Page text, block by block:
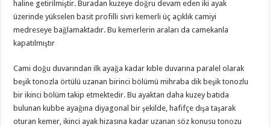
haline getirilmiştir. Buradan kuzeye doğru devam eden iki ayak
üzerinde yükselen basit profilli sivri kemerli üç açıklık camiyi
medreseye bağlamaktadır. Bu kemerlerin araları da camekanla
kapatılmıştır
Cami doğu duvarından ilk ayağa kadar kıble duvarına paralel olarak
beşik tonozla örtülü uzanan birinci bölümü mihraba dik beşik tonozlu
bir ikinci bölüm takip etmektedir. Bu ayaktan daha kuzey batıda
bulunan kubbe ayağına diyagonal bir şekilde, hafifçe dışa taşarak
oturan kemer, ikinci ayak hizasına kadar uzanan söz konusu tonozu